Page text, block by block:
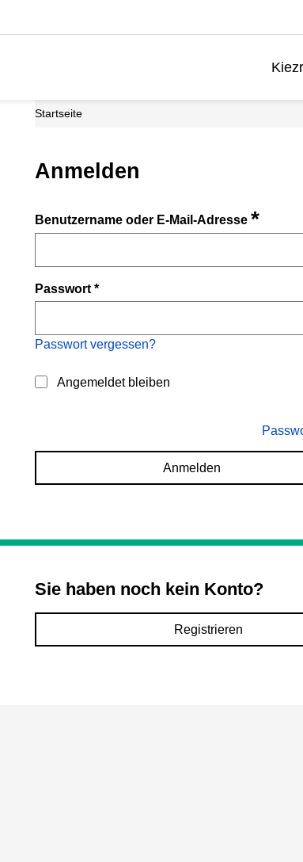
Startseite
Anmelden
Benutzername oder E-Mail-Adresse*
Passwort*
Passwort vergessen?
Angemeldet bleiben
Anmelden
Sie haben noch kein Konto?
Registrieren